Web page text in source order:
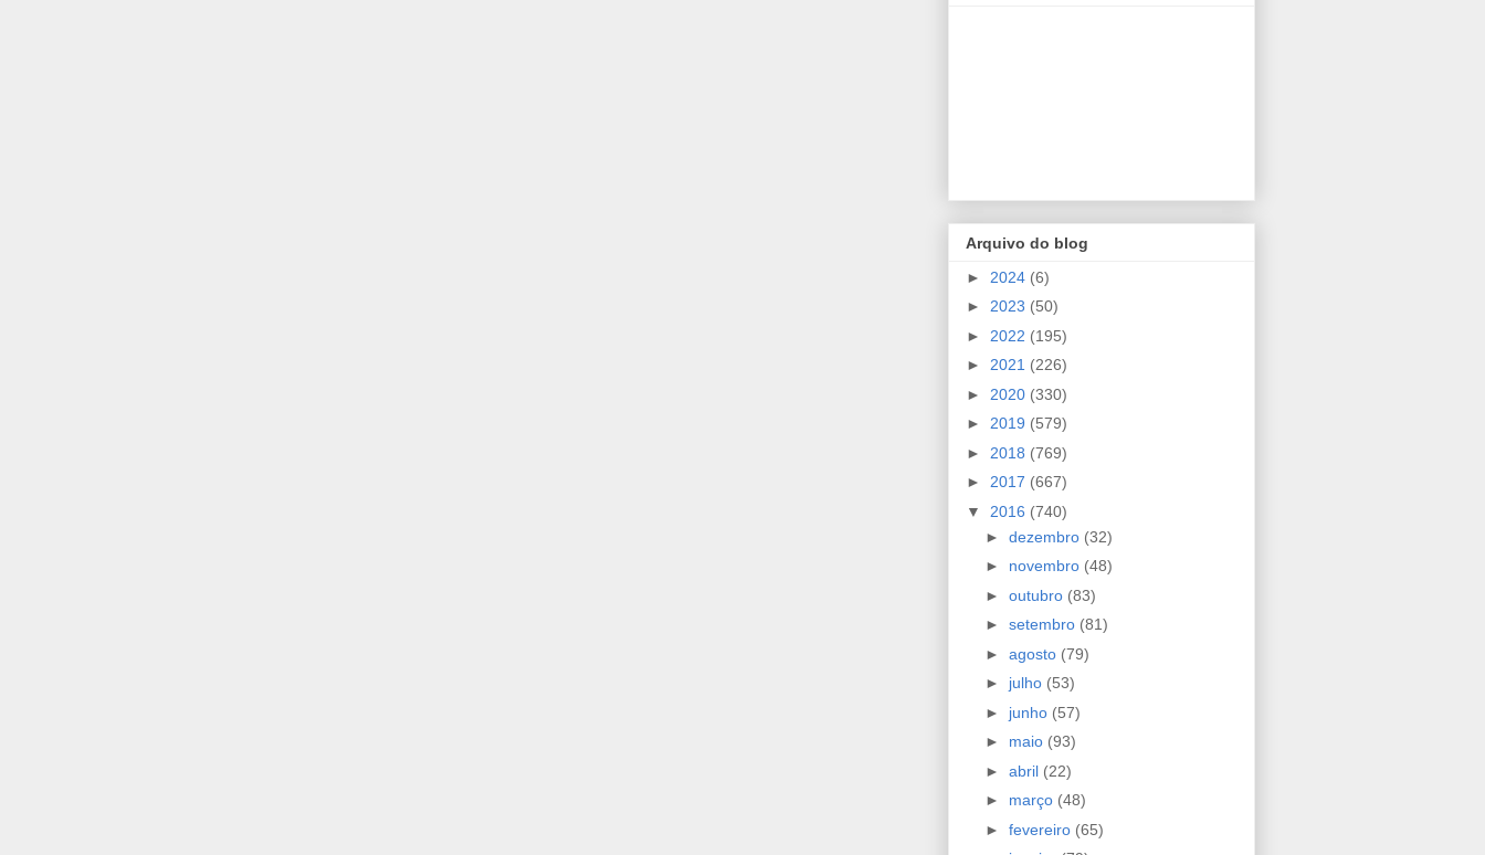
Arquivo do blog
► 2024 (6)
► 2023 (50)
► 2022 (195)
► 2021 (226)
► 2020 (330)
► 2019 (579)
► 2018 (769)
► 2017 (667)
▼ 2016 (740)
► dezembro (32)
► novembro (48)
► outubro (83)
► setembro (81)
► agosto (79)
► julho (53)
► junho (57)
► maio (93)
► abril (22)
► março (48)
► fevereiro (65)